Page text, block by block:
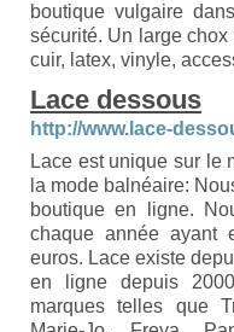
boutique vulgaire
sécurité. Un large
cuir, latex, vinyle,
Lace dessous
http://www.lace-
Lace est unique sur le
la mode balnéaire:
boutique en ligne.
chaque année ayant
euros. Lace existe
en ligne depuis
marques telles que